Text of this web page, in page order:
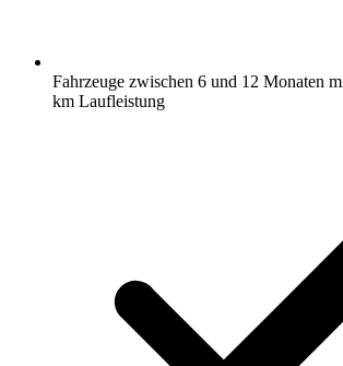
Fahrzeuge zwischen 6 und 12 Monaten
km Laufleistung